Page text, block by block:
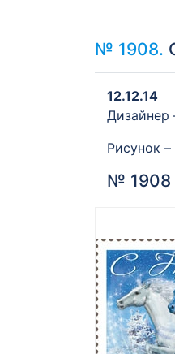
№ 1908.
12.12.14
Дизайнер
Рисунок –
№ 1908